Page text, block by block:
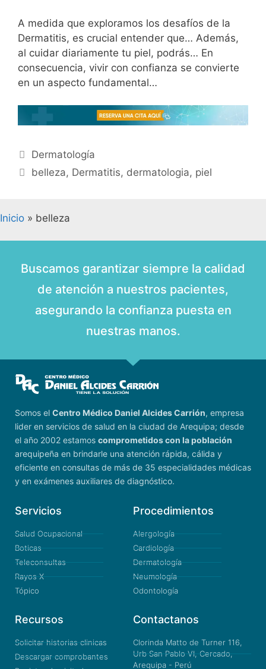
A medida que exploramos los desafíos de la
Dermatitis, es crucial entender que… Además,
al cuidar diariamente tu piel, podrás… En
consecuencia, vivir con confianza se convierte
en un aspecto fundamental…
Dermatología
belleza, Dermatitis, dermatologia, piel
Inicio » belleza
Buscamos garantizar siempre la calidad
de atención a nuestros pacientes,
asegurando la confianza puesta en
nuestras manos.
Somos el Centro Médico Daniel Alcides Carrión, empresa
lider en servicios de salud en la ciudad de Arequipa; desde
el año 2002 estamos comprometidos con la población
arequipeña en brindarle una atención rápida, cálida y
eficiente en consultas de más de 35 especialidades médicas
y en exámenes auxiliares de diagnóstico.
Servicios
Salud Ocupacional
Boticas
Teleconsultas
Rayos X
Tópico
Procedimientos
Alergología
Cardiología
Dermatología
Neumología
Odontología
Recursos
Solicitar historias clinicas
Descargar comprobantes
Contactanos
Clorinda Matto de Turner 116,
Urb San Pablo VI, Cercado,
Arequipa - Perú